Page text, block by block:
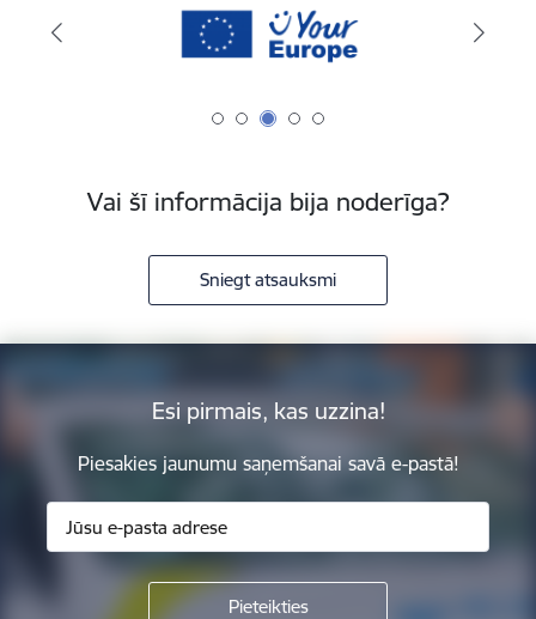
Vai šī informācija bija noderīga?
Sniegt atsauksmi
Esi pirmais, kas uzzina!
Piesakies jaunumu saņemšanai savā e-pastā!